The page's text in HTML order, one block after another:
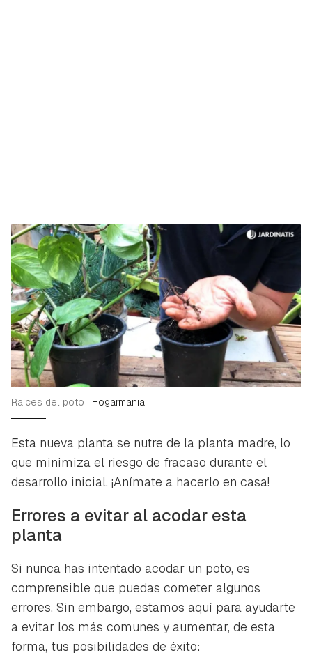
Raíces del poto | Hogarmania
Esta nueva planta se nutre de la planta madre, lo
que minimiza el riesgo de fracaso durante el
desarrollo inicial. ¡Anímate a hacerlo en casa!
Errores a evitar al acodar esta
planta
Si nunca has intentado acodar un poto, es
comprensible que puedas cometer algunos
errores. Sin embargo, estamos aquí para ayudarte
a evitar los más comunes y aumentar, de esta
forma, tus posibilidades de éxito: